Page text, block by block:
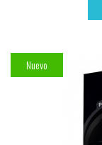
Nuevo